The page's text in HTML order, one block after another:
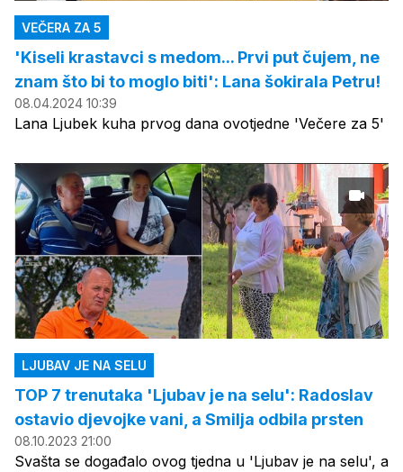
VEČERA ZA 5
'Kiseli krastavci s medom... Prvi put čujem, ne
znam što bi to moglo biti': Lana šokirala Petru!
08.04.2024 10:39
Lana Ljubek kuha prvog dana ovotjedne 'Večere za 5'
LJUBAV JE NA SELU
TOP 7 trenutaka 'Ljubav je na selu': Radoslav
ostavio djevojke vani, a Smilja odbila prsten
08.10.2023 21:00
Svašta se događalo ovog tjedna u 'Ljubav je na selu', a